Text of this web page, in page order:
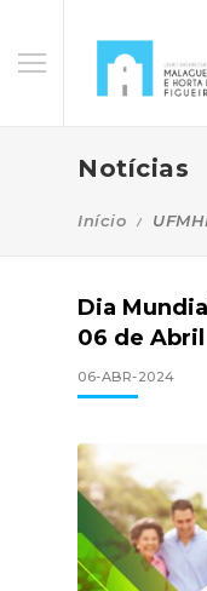
Notícias
Início
Dia
06 de Abril
06-ABR-2024